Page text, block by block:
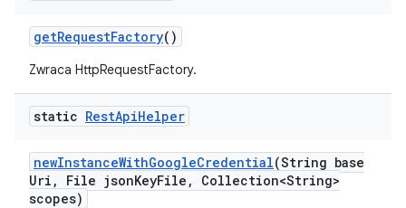
getRequestFactory()
Zwraca HttpRequestFactory.
static RestApiHelper
newInstanceWithGoogleCredential(String base
Uri , File jsonKeyFile ,
Collection<String>
scopes)